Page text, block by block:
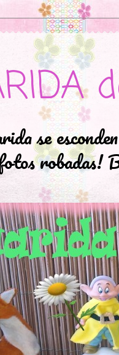
se
robadas!